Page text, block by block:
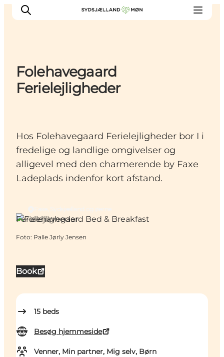
Oplev
Byer og steder
Overnat
Planlæg din tur
Folehavegaard
Ferielejligheder
Hos Folehavegaard Ferielejligheder bor I i
fredelige og landlige omgivelser og
alligevel med den charmerende by Faxe
Ladeplads indenfor kort afstand.
Book
15 beds
Besøg hjemmeside
Venner, Min partner, Mig selv, Børn
Ferielejligheder
Foto: Palle Jørly Jensen